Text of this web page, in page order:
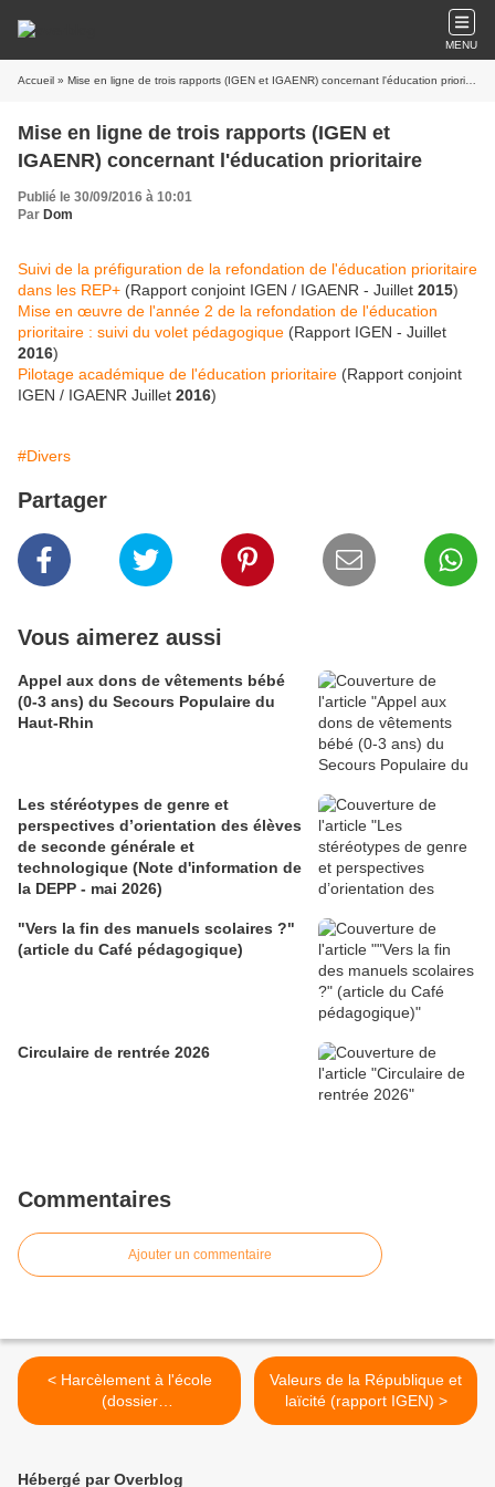
MENU
Accueil » Mise en ligne de trois rapports (IGEN et IGAENR) concernant l'éducation prioritaire
Mise en ligne de trois rapports (IGEN et
IGAENR) concernant l'éducation prioritaire
Publié le 30/09/2016 à 10:01
Par Dom
Suivi de la préfiguration de la refondation de l'éducation prioritaire
dans les REP+ (Rapport conjoint IGEN / IGAENR - Juillet 2015)
Mise en œuvre de l'année 2 de la refondation de l'éducation
prioritaire : suivi du volet pédagogique (Rapport IGEN - Juillet
2016)
Pilotage académique de l'éducation prioritaire (Rapport conjoint
IGEN / IGAENR Juillet 2016)
#Divers
Partager
Vous aimerez aussi
Appel aux dons de vêtements bébé
(0-3 ans) du Secours Populaire du
Haut-Rhin
Les stéréotypes de genre et
perspectives d’orientation des élèves
de seconde générale et
technologique (Note d'information de
la DEPP - mai 2026)
"Vers la fin des manuels scolaires ?"
(article du Café pédagogique)
Circulaire de rentrée 2026
Commentaires
Ajouter un commentaire
< Harcèlement à l'école
(dossier
education.francetv.fr)
Valeurs de la République et
laïcité (rapport IGEN) >
Hébergé par Overblog